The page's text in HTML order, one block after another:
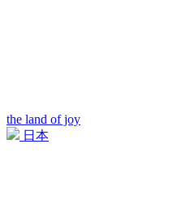
the land of joy
日本